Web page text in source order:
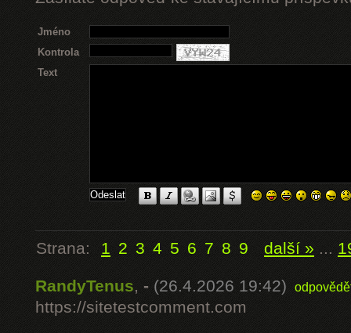
Jméno
Kontrola
Text
Strana: 1 2 3 4 5 6 7 8 9 další » ...
RandyTenus, - (26.4.2026 19:42)
https://sitetestcomment.com